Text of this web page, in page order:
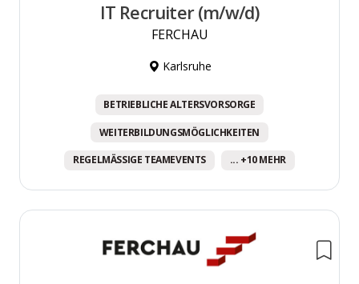
IT Recruiter (m/w/d)
FERCHAU
Karlsruhe
BETRIEBLICHE ALTERSVORSORGE
WEITERBILDUNGSMÖGLICHKEITEN
REGELMÄSSIGE TEAMEVENTS ... +10 MEHR